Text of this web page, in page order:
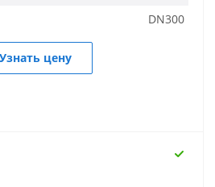
DN300
Узнать цену